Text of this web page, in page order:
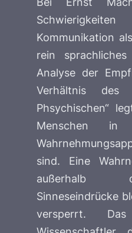
Kommunikation
rein
Analyse der
Verhältnis des
Phsychischen“
Menschen in
sind. Eine
außerhalb
Sinneseindrücke
versperrt.